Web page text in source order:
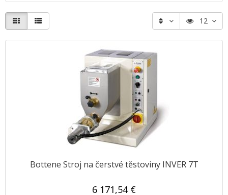
12
Bottene Stroj na čerstvé těstoviny INVER 7T
6 171,54 €